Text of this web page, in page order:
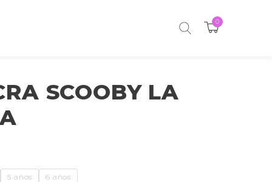
0
SCOOBY LA
5 años 6 años